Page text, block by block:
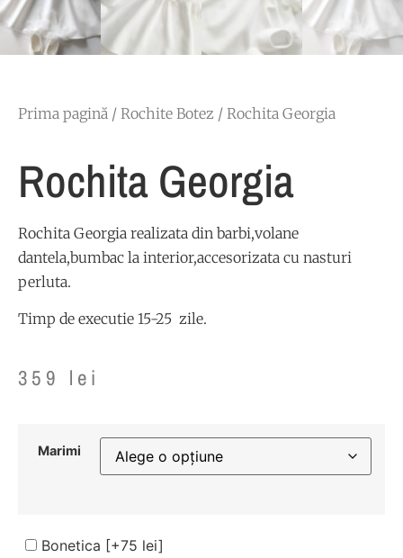
Prima pagină / Rochite Botez / Rochita Georgia
Rochita Georgia
Rochita Georgia realizata din barbi,volane
dantela,bumbac la interior,accesorizata cu nasturi
perluta.
Timp de executie 15-25 zile.
359 lei
Marimi
Bonetica [+75 lei]